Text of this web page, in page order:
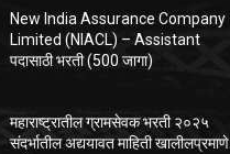
New India Assurance Company
Limited (NIACL) – Assistant
पदासाठी भरती (500 जागा)
महाराष्ट्रातील ग्रामसेवक भरती २०२५
संदर्भातील अद्ययावत माहिती खालीलप्रमाणे